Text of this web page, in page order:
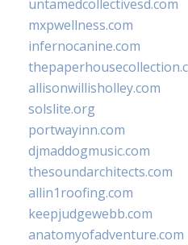
untamedcollectivesd.com
mxpwellness.com
infernocanine.com
allisonwillisholley.com
solslite.org
portwayinn.com
djmaddogmusic.com
thesoundarchitects.com
allin1roofing.com
keepjudgewebb.com
anatomyofadventure.com